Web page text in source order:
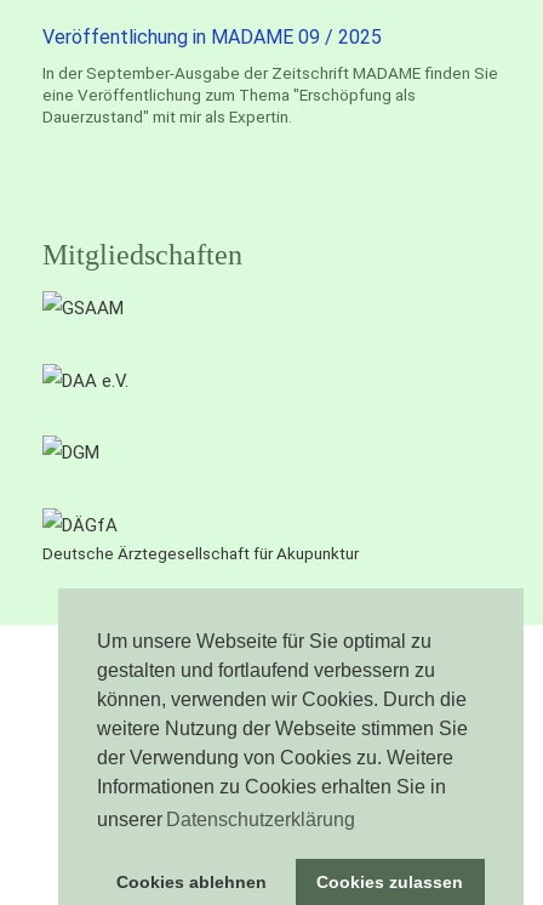
Um unsere Webseite für Sie optimal zu
gestalten und fortlaufend verbessern zu
können, verwenden wir Cookies. Durch die
weitere Nutzung der Webseite stimmen Sie
der Verwendung von Cookies zu. Weitere
Informationen zu Cookies erhalten Sie in
unserer Datenschutzerklärung
Cookies ablehnen Cookies zulassen
Veröffentlichung in MADAME 09 / 2025
In der September-Ausgabe der Zeitschrift MADAME finden Sie
eine Veröffentlichung zum Thema "Erschöpfung als
Dauerzustand" mit mir als Expertin.
Mitgliedschaften
Deutsche Ärztegesellschaft für Akupunktur
Impressum
Datenschutz
Sitemap